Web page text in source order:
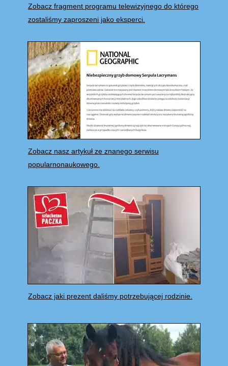
Zobacz fragment programu telewizyjnego do którego
zostaliśmy zaproszeni jako eksperci.
Zobacz nasz artykuł ze znanego serwisu
popularnonaukowego.
Zobacz jaki prezent daliśmy potrzebującej rodzinie.